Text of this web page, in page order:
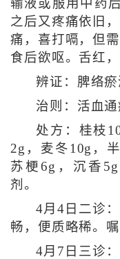
输液或服用中药
之后又疼痛依旧
痛，喜打嗝，但
食后欲呕。舌红
辨证：脾络瘀
治则：活血通
处方：桂枝
2g，麦冬10g，
苏梗6g，沉香
剂。
4月4日二诊
畅，便质略稀。
4月7日三诊